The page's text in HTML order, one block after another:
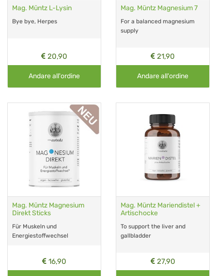
Mag. Müntz L-Lysin
Bye bye, Herpes
20,90
Andare all'ordine
Mag. Müntz Magnesium 7
For a balanced magnesium
supply
21,90
Andare all'ordine
Mag. Müntz Magnesium
Direkt Sticks
Für Muskeln und
Energiestoffwechsel
16,90
Mag. Müntz Mariendistel +
Artischocke
To support the liver and
gallbladder
27,90